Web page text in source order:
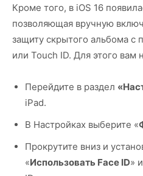
Кроме того, в iOS 16
позволяющая вручную
защиту скрытого альбома
или Touch ID. Для этого вам
Перейдите в раздел
iPad.
В Настройках выберите «
Прокрутите вниз и
«Использовать Face ID»